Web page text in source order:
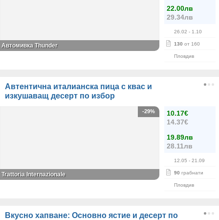
22.00лв
29.34лв
26.02 - 1.10
130 от 160
Пловдив
Автомивка Thunder
Автентична италианска пица с квас и
изкушаващ десерт по избор
10.17€
14.37€
19.89лв
28.11лв
12.05 - 21.09
90 грабнати
Пловдив
-29%
Trattoria Internazionale
Вкусно хапване: Основно ястие и десерт по